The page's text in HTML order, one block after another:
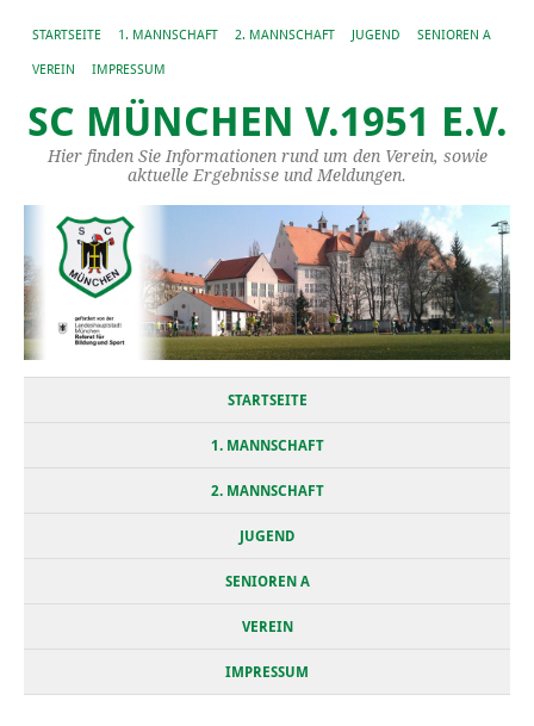
STARTSEITE 1. MANNSCHAFT 2. MANNSCHAFT JUGEND SENIOREN A
VEREIN IMPRESSUM
SC MÜNCHEN V.1951 E.V.
Hier finden Sie Informationen rund um den Verein, sowie
aktuelle Ergebnisse und Meldungen.
STARTSEITE
1. MANNSCHAFT
2. MANNSCHAFT
JUGEND
SENIOREN A
VEREIN
IMPRESSUM